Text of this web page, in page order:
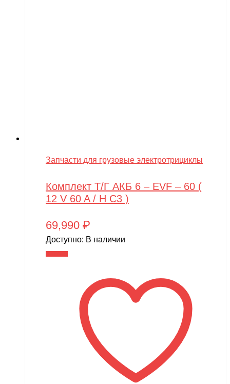
Запчасти для грузовые электротрициклы
Комплект Т/Г АКБ 6 – EVF – 60 (
12 V 60 A / H C3 )
69,990 ₽
Доступно: В наличии